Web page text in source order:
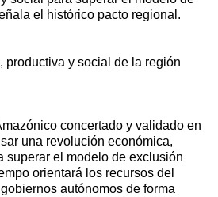
el histórico pacto regional.
productiva y social de la región
concertado y validado en
una revolución económica,
superar el modelo de exclusión
orientará los recursos del
autónomos de forma